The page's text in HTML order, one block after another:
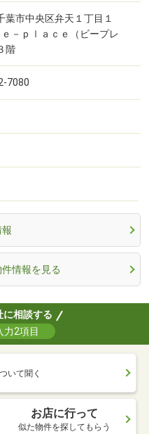
葉市中央区弁天１丁目１
－ｐｌａｃｅ（ビープレ
階
7080
情報を見る
に相談する
力2項目
いて聞く
お店に行って
似た物件を探してもらう